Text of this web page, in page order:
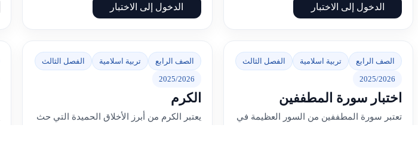
الدخول إلى الاختبار الدخول إلى الاختبار
الصف الرابع تربية اسلامية
الفصل الثالث
2025/2026
اختبار سورة المطففين
تعتبر سورة المطففين من السور العظيمة في
الصف الرابع تربية اسلامية
الفصل الثالث
2025/2026
الكرم
يعتبر الكرم من أبرز الأخلاق الحميدة التي حث